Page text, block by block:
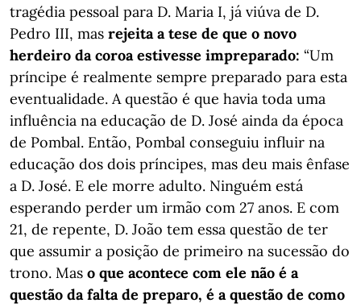
tragédia pessoal para D. Maria I, já viúva de D.
Pedro III, mas rejeita a tese de que o novo
herdeiro da coroa estivesse impreparado: “Um
príncipe é realmente sempre preparado para esta
eventualidade. A questão é que havia toda uma
influência na educação de D. José ainda da época
de Pombal. Então, Pombal conseguiu influir na
educação dos dois príncipes, mas deu mais ênfase
a D. José. E ele morre adulto. Ninguém está
esperando perder um irmão com 27 anos. E com
21, de repente, D. João tem essa questão de ter
que assumir a posição de primeiro na sucessão do
trono. Mas o que acontece com ele não é a
questão da falta de preparo, é a questão de como